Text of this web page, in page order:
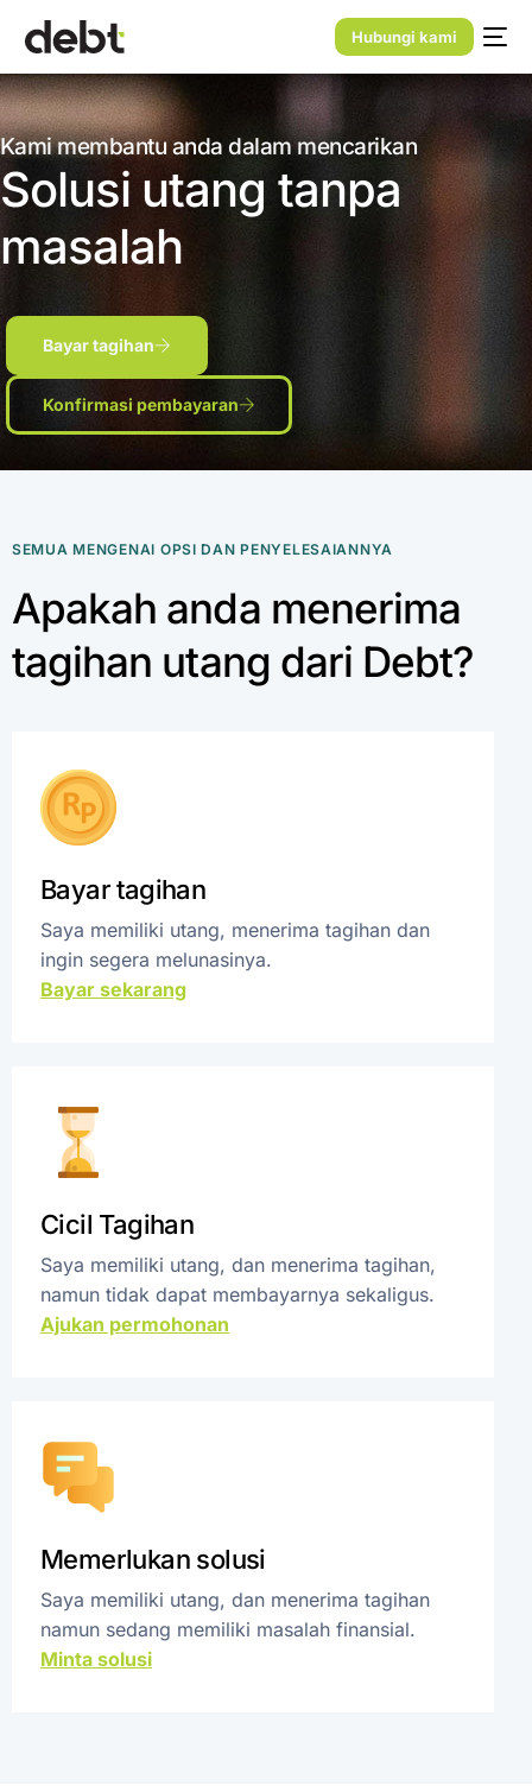
Hubungi kami
Kami membantu anda dalam mencarikan
Solusi utang tanpa
masalah
Bayar tagihan
Konfirmasi pembayaran
SEMUA MENGENAI OPSI DAN PENYELESAIANNYA
Apakah anda menerima
tagihan utang dari Debt?
Bayar tagihan
Saya memiliki utang, menerima tagihan dan
ingin segera melunasinya.
Bayar sekarang
Cicil Tagihan
Saya memiliki utang, dan menerima tagihan,
namun tidak dapat membayarnya sekaligus.
Ajukan permohonan
Memerlukan solusi
Saya memiliki utang, dan menerima tagihan
namun sedang memiliki masalah finansial.
Minta solusi